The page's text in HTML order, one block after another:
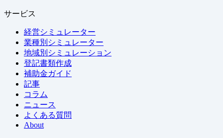
サービス
経営シミュレーター
業種別シミュレーター
地域別シミュレーション
登記書類作成
補助金ガイド
記事
コラム
ニュース
よくある質問
About